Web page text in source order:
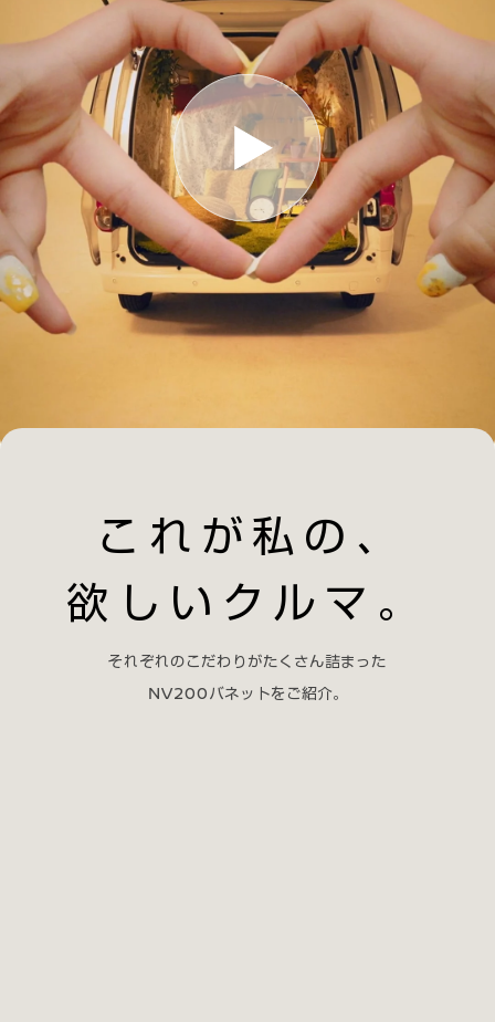
これが私の 、
欲しいクルマ。
それぞれのこだわりがたくさん詰まった
NV200バネットをご紹介。